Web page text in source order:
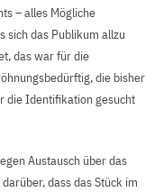
– alles Mögliche
sich das Publikum allzu
das war für die
die bisher
die Identifikation gesucht
Austausch über das
dass das Stück im